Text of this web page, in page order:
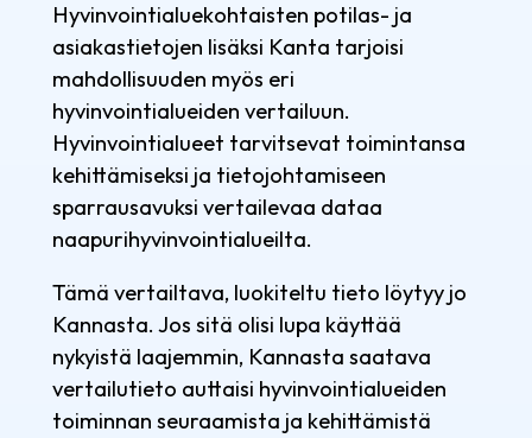
Hyvinvointialuekohtaisten potilas- ja
asiakastietojen lisäksi Kanta tarjoisi
mahdollisuuden myös eri
hyvinvointialueiden vertailuun.
Hyvinvointialueet tarvitsevat toimintansa
kehittämiseksi ja tietojohtamiseen
sparrausavuksi vertailevaa dataa
naapurihyvinvointialueilta.
Tämä vertailtava, luokiteltu tieto löytyy jo
Kannasta. Jos sitä olisi lupa käyttää
nykyistä laajemmin, Kannasta saatava
vertailutieto auttaisi hyvinvointialueiden
toiminnan seuraamista ja kehittämistä